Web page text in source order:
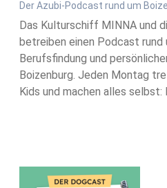
Der Azubi-Podcast rund um
Das Kulturschiff MINNA und
betreiben einen Podcast rund
Berufsfindung und
Boizenburg. Jeden Montag
Kids und machen alles selbst: